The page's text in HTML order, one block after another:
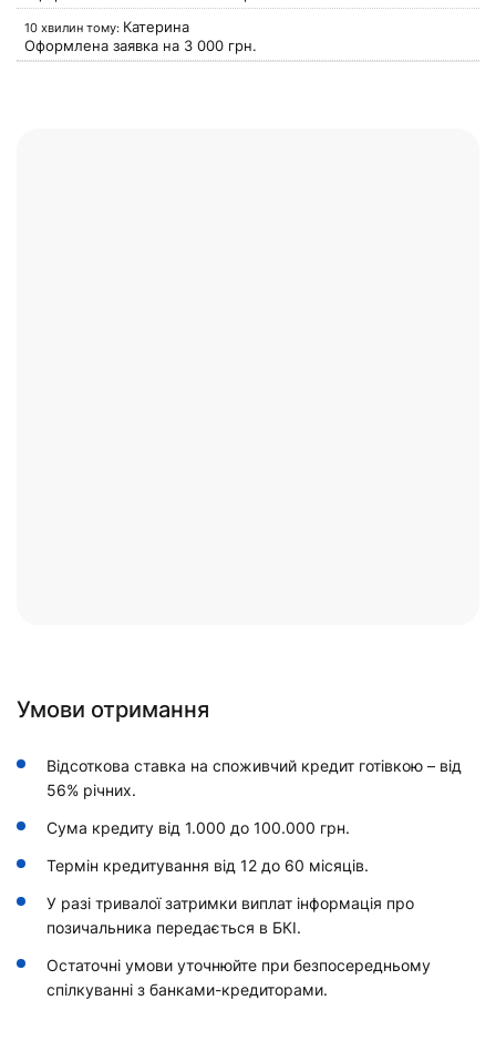
10 хвилин тому: Катерина
Оформлена заявка на 3 000 грн.
Умови отримання
Відсоткова ставка на споживчий кредит готівкою – від
56% річних.
Сума кредиту від 1.000 до 100.000 грн.
Термін кредитування від 12 до 60 місяців.
У разі тривалої затримки виплат інформація про
позичальника передається в БКІ.
Остаточні умови уточнюйте при безпосередньому
спілкуванні з банками-кредиторами.